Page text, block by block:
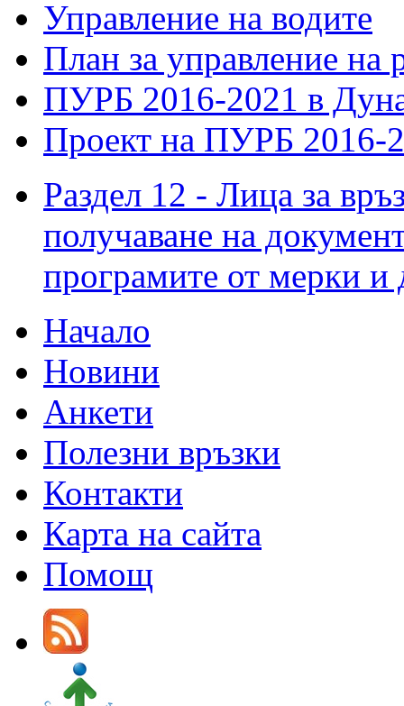
Управление на водите
План за управление на
ПУРБ 2016-2021 в
Проект на ПУРБ 2016-
Раздел 12 - Лица за
получаване на
програмите от мерки и
Начало
Новини
Анкети
Полезни връзки
Контакти
Карта на сайта
Помощ